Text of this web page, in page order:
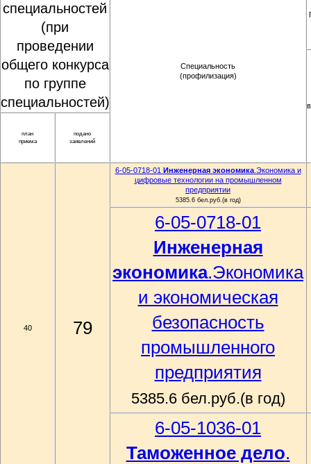
специальностей
(при
проведении
общего конкурса
по группе
специальностей)
Специальность
(профилизация)
план
приема
подано
заявлений
40 79
6-05-0718-01 Инженерная экономика.Экономика и
цифровые технологии на промышленном
предприятии
5385.6 бел.руб.(в год)
6-05-0718-01
Инженерная
экономика.Экономика
и экономическая
безопасность
промышленного
предприятия
5385.6 бел.руб.(в год)
6-05-1036-01
Таможенное дело.